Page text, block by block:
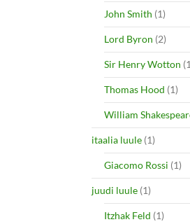
John Smith (1)
Lord Byron (2)
Sir Henry Wotton
Thomas Hood (1)
William
itaalia luule (1)
Giacomo Rossi (1)
juudi luule (1)
Itzhak Feld (1)